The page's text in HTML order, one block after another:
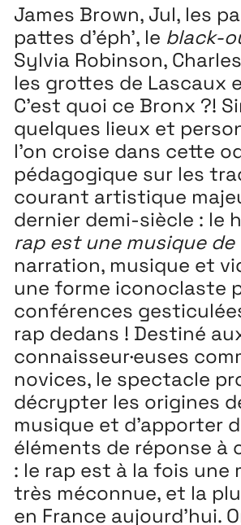
3 ↘ 29 NOVEMBRE
Festival26
11 MAI ↘ 13 JUIN
James Brown, Jul, les
pattes d’éph’, le black-
Sylvia Robinson,
les grottes de Lascaux
C’est quoi ce Bronx ?!
quelques lieux et
l’on croise dans cette
pédagogique sur les
courant artistique
dernier demi-siècle : le
rap est une musique de
narration, musique et
une forme iconoclaste
conférences
rap dedans ! Destiné
connaisseur·euses
novices, le spectacle
décrypter les origines
musique et d’apporter
éléments de réponse à
: le rap est à la fois une
très méconnue, et la
en France aujourd’hui.